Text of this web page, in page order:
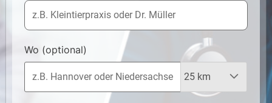
Wo (optional)